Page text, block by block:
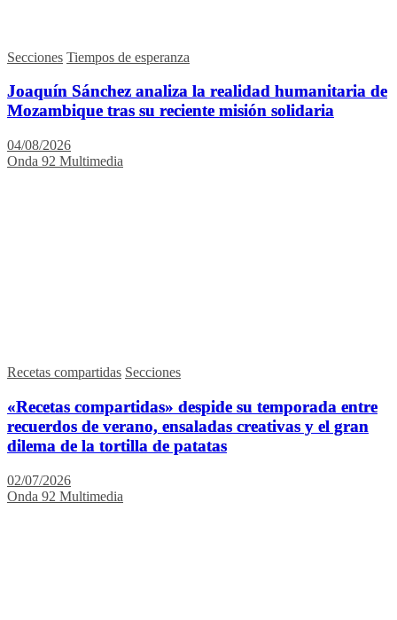
Secciones Tiempos de esperanza
Joaquín Sánchez analiza la realidad humanitaria de
Mozambique tras su reciente misión solidaria
04/08/2026
Onda 92 Multimedia
Recetas compartidas Secciones
«Recetas compartidas» despide su temporada entre
recuerdos de verano, ensaladas creativas y el gran
dilema de la tortilla de patatas
02/07/2026
Onda 92 Multimedia